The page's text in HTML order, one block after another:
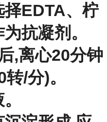
EDTA、柠
抗凝剂。
,离心20分钟
/分)。